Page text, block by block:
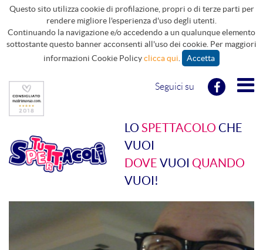
Questo sito utilizza cookie di profilazione, propri o di terze parti per
rendere migliore l'esperienza d'uso degli utenti.
Continuando la navigazione e/o accedendo a un qualunque elemento
sottostante questo banner acconsenti all'uso dei cookie. Per maggiori
informazioni Cookie Policyclicca qui Accetta
Seguici su
LO SPETTACOLO CHE
VUOI
DOVE VUOI QUANDO
VUOI!